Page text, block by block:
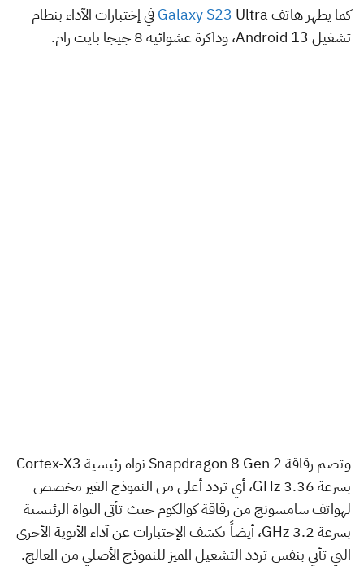
كما يظهر هاتف Galaxy S23Ultra في إختبارات الآداء بنظام
تشغيل Android 13، وذاكرة عشوائية 8 جيجا بايت رام.
وتضم رقاقة Snapdragon 8 Gen 2 نواة رئيسية Cortex-X3
بسرعة 3.36 GHz، أي تردد أعلى من النموذج الغير مخصص
لهواتف سامسونج من رقاقة كوالكوم حيث تأتي النواة الرئيسية
بسرعة 3.2 GHz، أيضاً تكشف الإختبارات عن آداء الأنوية الأخرى
التي تأتي بنفس تردد التشغيل المميز للنموذج الأصلي من المعالج.